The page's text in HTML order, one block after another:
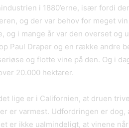
i 1880’erne, især fordi
og der var behov for meget
og i mange år var den overset og
Paul Draper og en række andre
og flotte vine på den. Og i
20.000 hektarer.
lige er i Californien, at druen
er varmest. Udfordringen er
er ikke ualmindeligt, at vinene